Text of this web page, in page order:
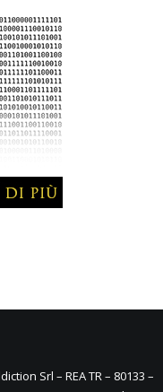
Srl – REA TR – 80133 –